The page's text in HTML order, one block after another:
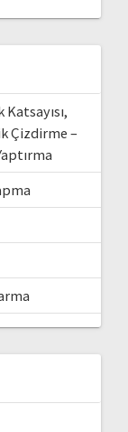
Çizdirme –